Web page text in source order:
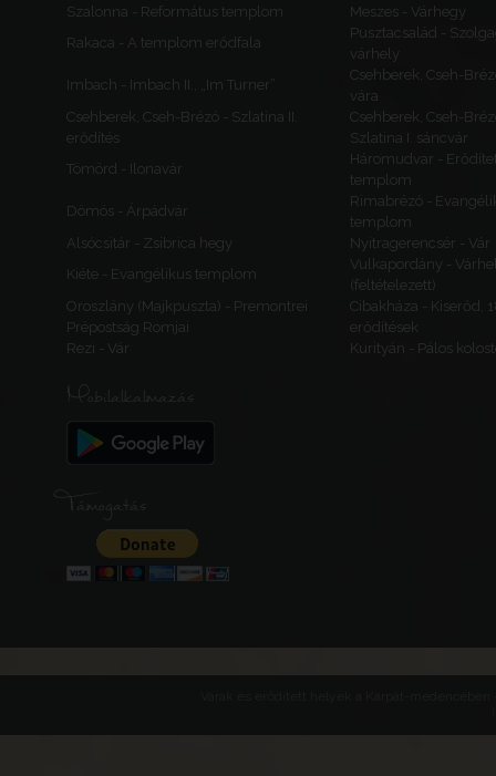
Szalonna - Református templom
Meszes - Várhegy
Rakaca - A templom erődfala
Pusztacsalád -
várhely
Imbach - Imbach II., „Im Turner”
Csehberek, Cseh-
vára
Csehberek, Cseh-Brézó - Szlatina II.
erődítés
Csehberek, Cseh-
Szlatina I. sáncvár
Tömörd - Ilonavár
Háromudvar -
templom
Dömös - Árpádvár
Rimabrézó -
templom
Alsócsitár - Zsibrica hegy
Nyitragerencsér - Vár
Kiéte - Evangélikus templom
Vulkapordány -
(feltételezett)
Oroszlány (Majkpuszta) - Premontrei
Prépostság Romjai
Cibakháza - Kiserőd,
erődítések
Rezi - Vár
Kurityán - Pálos
Mobilalkalmazás
Támogatás